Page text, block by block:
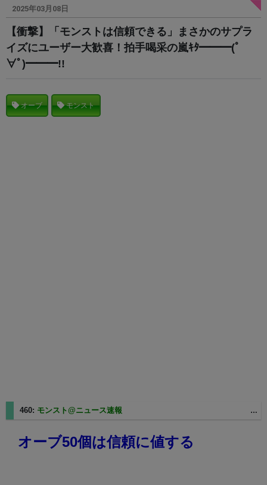
Powered by livedoor 相互RSS
2025年03月08日
【衝撃】「モンストは信頼できる」まさかのサプラ
イズにユーザー大歓喜！拍手喝采の嵐ｷﾀ━━━(ﾟ
∀ﾟ)━━━!!
オーブ モンスト
460: モンスト@ニュース速報
オーブ50個は信頼に値する